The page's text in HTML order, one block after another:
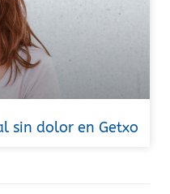
sin dolor en Getxo